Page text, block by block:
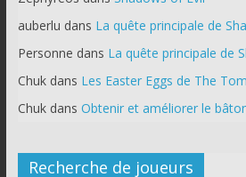
auberlu dans La quête principale de
Personne dans La quête principale de
Chukdans Les Easter Eggs de The
Chukdans Obtenir et améliorer le
Recherche de joueurs